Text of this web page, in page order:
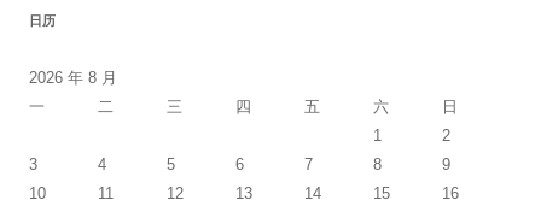
日历
2026 年 8 月
一
二 三 四 五 六
日
1
2
3
4 5 6 7 8
9
10
11 12 13 14 15
16